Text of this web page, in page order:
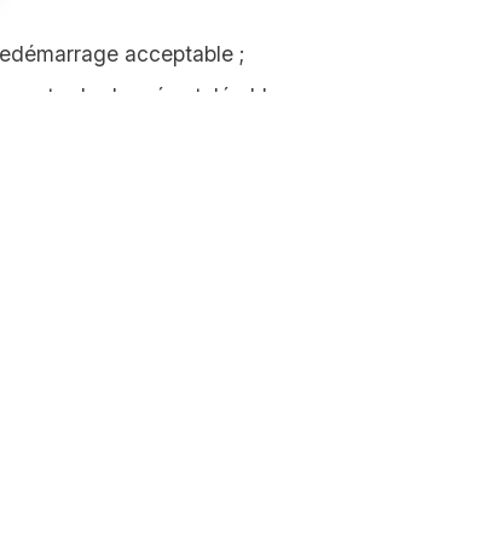
de confidentialité, en garantissant la
acceptable ;
de données tolérable ;